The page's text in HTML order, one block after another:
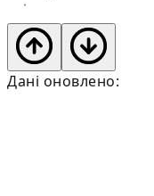
Дані оновлено: